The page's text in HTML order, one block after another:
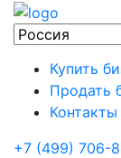
Купить
Продать
Контакты
+7 (499) 706-